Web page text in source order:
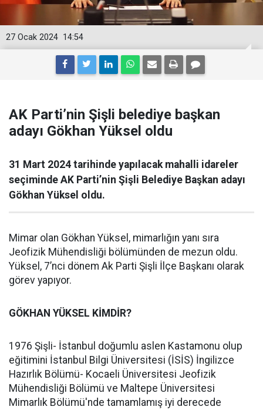
14:54
27 Ocak 2024
AK Parti’nin Şişli belediye başkan
adayı Gökhan Yüksel oldu
31 Mart 2024 tarihinde yapılacak mahalli idareler
seçiminde AK Parti’nin Şişli Belediye Başkan adayı
Gökhan Yüksel oldu.
Mimar olan Gökhan Yüksel, mimarlığın yanı sıra
Jeofizik Mühendisliği bölümünden de mezun oldu.
Yüksel, 7’nci dönem Ak Parti Şişli İlçe Başkanı olarak
görev yapıyor.
GÖKHAN YÜKSEL KİMDİR?
1976 Şişli- İstanbul doğumlu aslen Kastamonu olup
eğitimini İstanbul Bilgi Üniversitesi (İSİS) İngilizce
Hazırlık Bölümü- Kocaeli Üniversitesi Jeofizik
Mühendisliği Bölümü ve Maltepe Üniversitesi
Mimarlık Bölümü'nde tamamlamış iyi derecede